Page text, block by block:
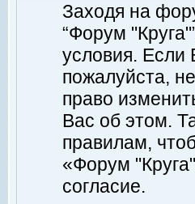
Заходя на
“Форум
условия. Если
пожалуйста,
право
Вас об этом.
правилам,
«Форум
согласие.